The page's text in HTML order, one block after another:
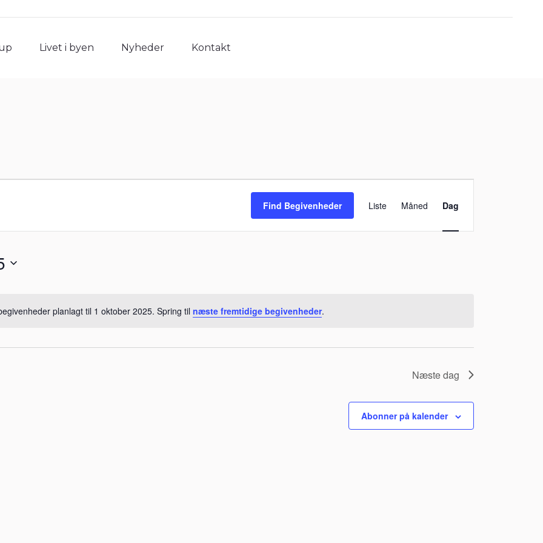
Livet i byen Nyheder Kontakt
Notice
planlagt til 1 oktober 2025. Spring til næste fremtidige begivenheder.
Find Begivenheder
Navigation
Liste Måned Dag
Næste dag
Abonner på kalender
Livet i byen Nyheder Kontakt